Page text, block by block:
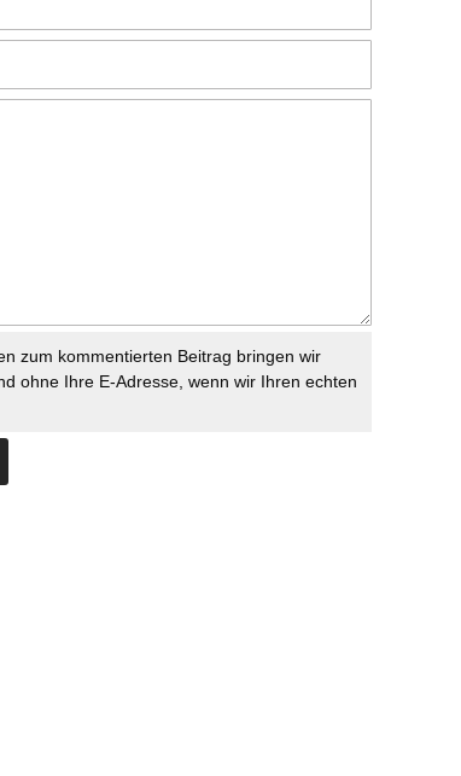
zum kommentierten Beitrag bringen wir
ohne Ihre E-Adresse, wenn wir Ihren echten